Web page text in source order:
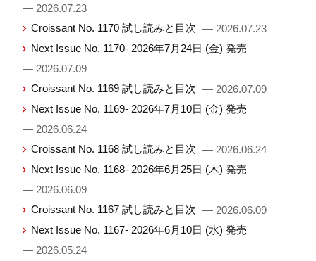
— 2026.07.23
Croissant No. 1170 試し読みと目次 — 2026.07.23
Next Issue No. 1170- 2026年7月24日 (金) 発売
— 2026.07.09
Croissant No. 1169 試し読みと目次 — 2026.07.09
Next Issue No. 1169- 2026年7月10日 (金) 発売
— 2026.06.24
Croissant No. 1168 試し読みと目次 — 2026.06.24
Next Issue No. 1168- 2026年6月25日 (木) 発売
— 2026.06.09
Croissant No. 1167 試し読みと目次 — 2026.06.09
Next Issue No. 1167- 2026年6月10日 (水) 発売
— 2026.05.24